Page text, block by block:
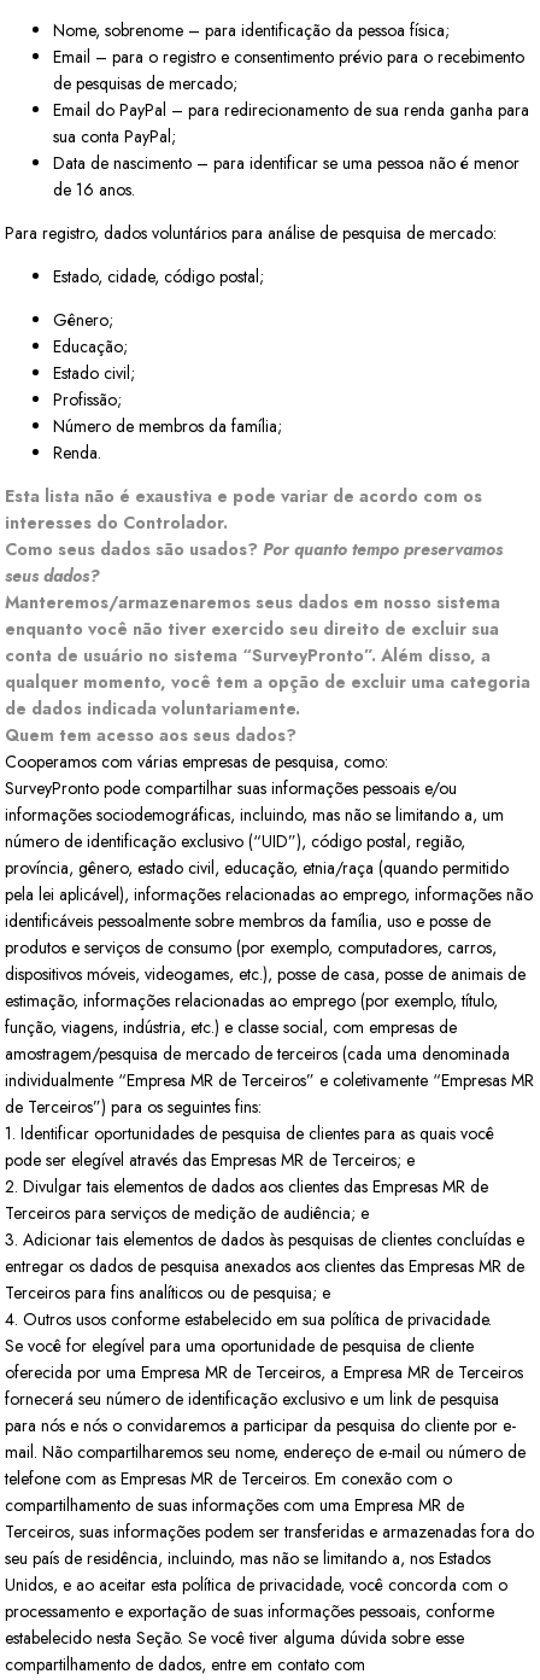
Nome, sobrenome – para identificação da pessoa física;
Email – para o registro e consentimento prévio para o recebimento
de pesquisas de mercado;
Email do PayPal – para redirecionamento de sua renda ganha para
sua conta PayPal;
Data de nascimento – para identificar se uma pessoa não é menor
de 16 anos.
Para registro, dados voluntários para análise de pesquisa de mercado:
Estado, cidade, código postal;
Gênero;
Educação;
Estado civil;
Profissão;
Número de membros da família;
Renda.
Esta lista não é exaustiva e pode variar de acordo com os
interesses do Controlador.
Como seus dados são usados? Por quanto tempo preservamos
seus dados?
Manteremos/armazenaremos seus dados em nosso sistema
enquanto você não tiver exercido seu direito de excluir sua
conta de usuário no sistema “SurveyPronto”. Além disso, a
qualquer momento, você tem a opção de excluir uma categoria
de dados indicada voluntariamente.
Quem tem acesso aos seus dados?
Cooperamos com várias empresas de pesquisa, como:
SurveyPronto pode compartilhar suas informações pessoais e/ou
informações sociodemográficas, incluindo, mas não se limitando a, um
número de identificação exclusivo (“UID”), código postal, região,
província, gênero, estado civil, educação, etnia/raça (quando permitido
pela lei aplicável), informações relacionadas ao emprego, informações não
identificáveis pessoalmente sobre membros da família, uso e posse de
produtos e serviços de consumo (por exemplo, computadores, carros,
dispositivos móveis, videogames, etc.), posse de casa, posse de animais de
estimação, informações relacionadas ao emprego (por exemplo, título,
função, viagens, indústria, etc.) e classe social, com empresas de
amostragem/pesquisa de mercado de terceiros (cada uma denominada
individualmente “Empresa MR de Terceiros” e coletivamente “Empresas MR
de Terceiros”) para os seguintes fins:
1. Identificar oportunidades de pesquisa de clientes para as quais você
pode ser elegível através das Empresas MR de Terceiros; e
2. Divulgar tais elementos de dados aos clientes das Empresas MR de
Terceiros para serviços de medição de audiência; e
3. Adicionar tais elementos de dados às pesquisas de clientes concluídas e
entregar os dados de pesquisa anexados aos clientes das Empresas MR de
Terceiros para fins analíticos ou de pesquisa; e
4. Outros usos conforme estabelecido em sua política de privacidade.
Se você for elegível para uma oportunidade de pesquisa de cliente
oferecida por uma Empresa MR de Terceiros, a Empresa MR de Terceiros
fornecerá seu número de identificação exclusivo e um link de pesquisa
para nós e nós o convidaremos a participar da pesquisa do cliente por e-
mail. Não compartilharemos seu nome, endereço de e-mail ou número de
telefone com as Empresas MR de Terceiros. Em conexão com o
compartilhamento de suas informações com uma Empresa MR de
Terceiros, suas informações podem ser transferidas e armazenadas fora do
seu país de residência, incluindo, mas não se limitando a, nos Estados
Unidos, e ao aceitar esta política de privacidade, você concorda com o
processamento e exportação de suas informações pessoais, conforme
estabelecido nesta Seção. Se você tiver alguma dúvida sobre esse
compartilhamento de dados, entre em contato com